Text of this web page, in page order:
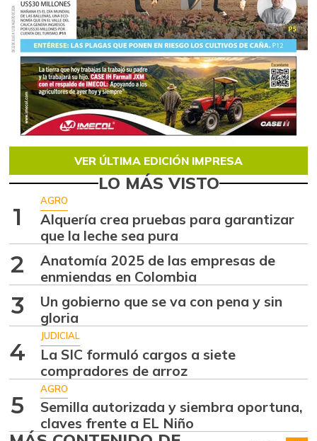
VER ÚLTIMA EDICIÓN IMPRESA
LO MÁS VISTO
1
AGRO
Alquería crea pruebas para garantizar
que la leche sea pura
2
Anatomía 2025 de las empresas de
enmiendas en Colombia
3
Un gobierno que se va con pena y sin
gloria
4
JUDICIAL
La SIC formuló cargos a siete
compradores de arroz
5
AGRO
Semilla autorizada y siembra oportuna,
claves frente a EL Niño